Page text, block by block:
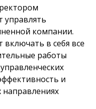
управлять
компании.
в себя все
работы
и
направлениях